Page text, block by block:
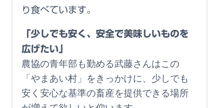
り食べています。
「少しでも安く、安全で美味しいものを
広げたい」
農協の青年部も勤める武藤さんはこの
「やまあい村」をきっかけに、少しでも
安く安心な基準の畜産を提供できる場所